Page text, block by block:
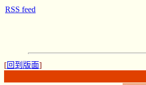
[回到版面]
RSS feed